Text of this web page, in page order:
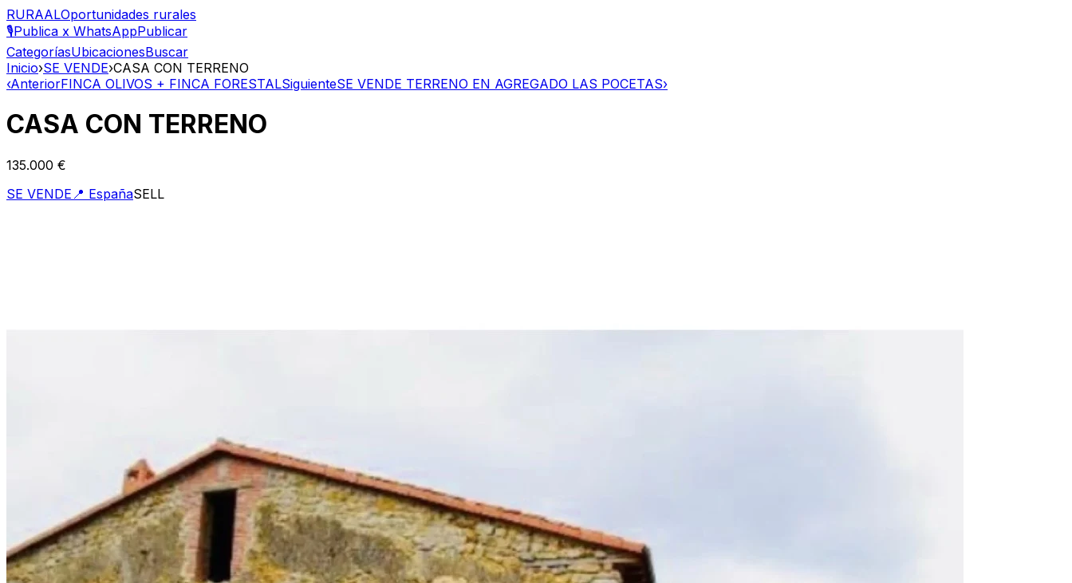
RURAALOportunidades rurales
🎙️Publica x WhatsAppPublicar
CategoríasUbicacionesBuscar
Inicio›SE VENDE›CASA CON TERRENO
‹AnteriorFINCA OLIVOS + FINCA FORESTALSiguienteSE VENDE TERRENO EN AGREGADO LAS POCETAS›
CASA CON TERRENO
135.000 €
SE VENDE 📍 EspañaSELL